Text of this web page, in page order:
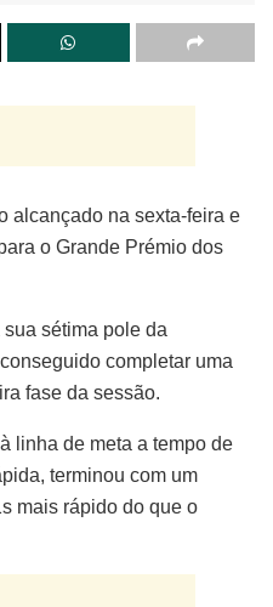
alcançado na sexta-feira e
o Grande Prémio dos
sétima pole da
completar uma
fase da sessão.
linha de meta a tempo de
terminou com um
mais rápido do que o